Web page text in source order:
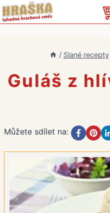
Přeskočit
na
/ Slané recepty
Guláš z
Můžete sdílet na: